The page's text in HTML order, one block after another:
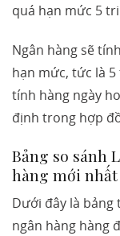
quá hạn mức 5
Ngân hàng sẽ
hạn mức, tức là
tính hàng ngày
định trong hợp
Bảng so sánh
hàng mới nhất
Dưới đây là bảng
ngân hàng hàng